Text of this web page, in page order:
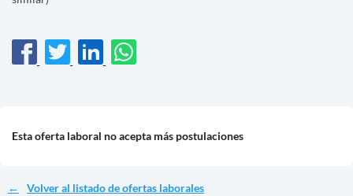
Esta oferta laboral no acepta más postulaciones
Volver al listado de ofertas laborales